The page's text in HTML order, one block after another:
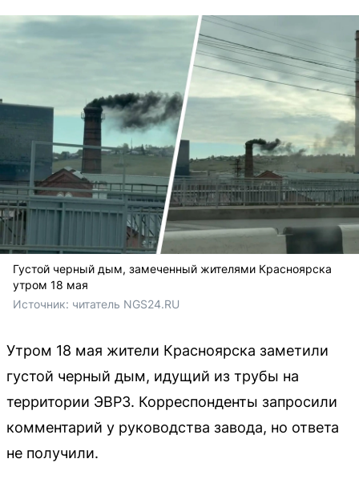
Густой черный дым, замеченный жителями Красноярска
утром 18 мая
Источник: читатель NGS24.RU
Утром 18 мая жители Красноярска заметили
густой черный дым, идущий из трубы на
территории ЭВРЗ. Корреспонденты запросили
комментарий у руководства завода, но ответа
не получили.